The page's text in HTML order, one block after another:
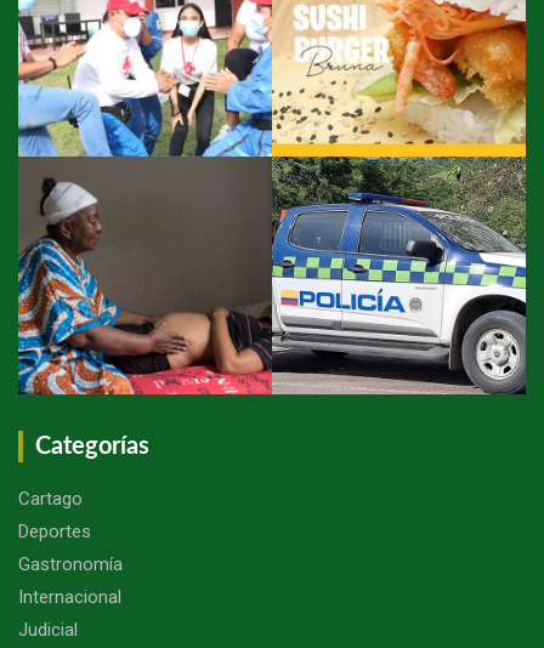
Categorías
Cartago
Deportes
Gastronomía
Internacional
Judicial